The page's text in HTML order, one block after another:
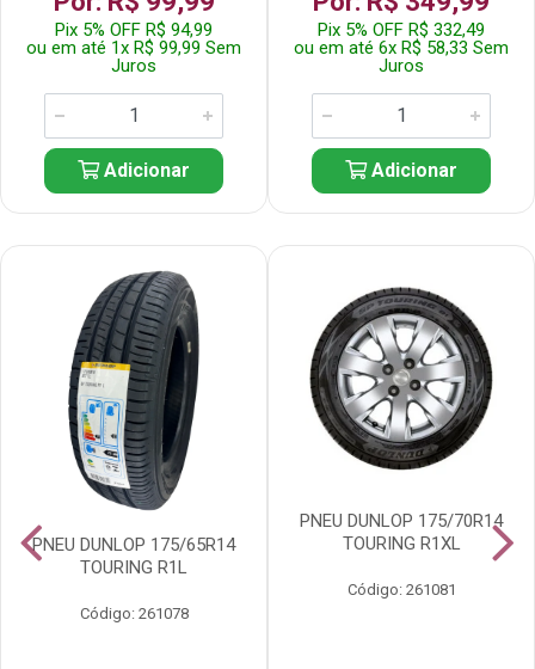
Pix 5% OFF R$ 94,99
ou em até 1x R$ 99,99 Sem
Juros
Adicionar
Pix 5% OFF R$ 332,49
ou em até 6x R$ 58,33 Sem
Juros
Adicionar
PNEU DUNLOP 175/65R14
TOURING R1L
Código: 261078
PNEU DUNLOP 175/70R14
TOURING R1XL
Código: 261081